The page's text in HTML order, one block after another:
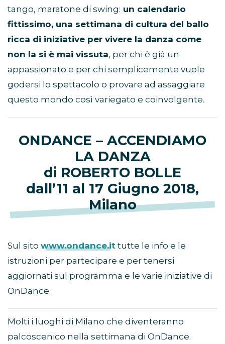
tango, maratone di swing: un calendario
fittissimo, una settimana di cultura del ballo
ricca di iniziative per vivere la danza come
non la si è mai vissuta, per chi è già un
appassionato e per chi semplicemente vuole
godersi lo spettacolo o provare ad assaggiare
questo mondo così variegato e coinvolgente.
ONDANCE – ACCENDIAMO
LA DANZA
di ROBERTO BOLLE
dall’11 al 17 Giugno 2018,
Milano
Sul sito www.ondance.it tutte le info e le
istruzioni per partecipare e per tenersi
aggiornati sul programma e le varie iniziative di
OnDance.
Molti i luoghi di Milano che diventeranno
palcoscenico nella settimana di OnDance.